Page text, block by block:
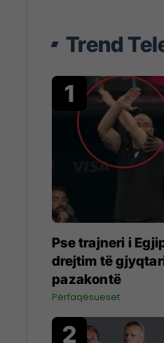
Trend
Pse trajneri i
drejtim të
pazakontë
Përfaqësueset